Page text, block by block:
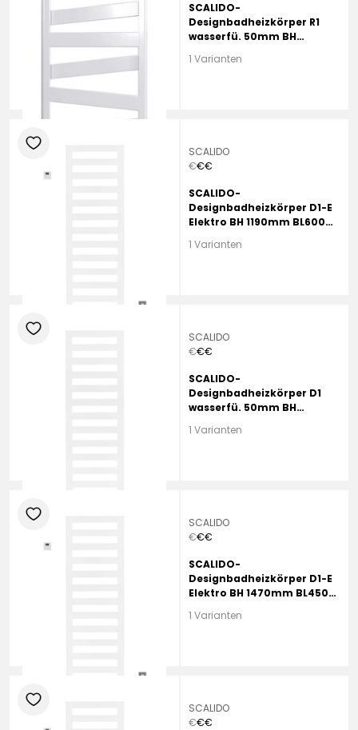
SCALIDO-
Designbadheizkörper R1
wasserfü. 50mm BH
schwarz matt
1 Varianten
heart
SCALIDO
€€€
SCALIDO-
Designbadheizkörper D1-E
Elektro BH 1190mm BL600
1 Varianten
heart
SCALIDO
€€€
SCALIDO-
Designbadheizkörper D1
wasserfü. 50mm BH
Anthracite
1 Varianten
heart
SCALIDO
€€€
SCALIDO-
Designbadheizkörper D1-E
Elektro BH 1470mm BL450
1 Varianten
heart
SCALIDO
€€€